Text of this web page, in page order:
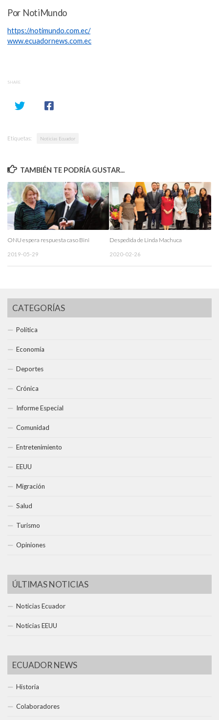
Por NotiMundo
https://notimundo.com.ec/
www.ecuadornews.com.ec
SHARE
Etiquetas: Noticias Ecuador
TAMBIÉN TE PODRÍA GUSTAR...
ONU espera respuesta caso Bini
2019-05-29
Despedida de Linda Machuca
2020-02-26
CATEGORÍAS
Política
Economía
Deportes
Crónica
Informe Especial
Comunidad
Entretenimiento
EEUU
Migración
Salud
Turismo
Opiniones
ÚLTIMAS NOTICIAS
Noticias Ecuador
Noticias EEUU
ECUADOR NEWS
Historia
Colaboradores